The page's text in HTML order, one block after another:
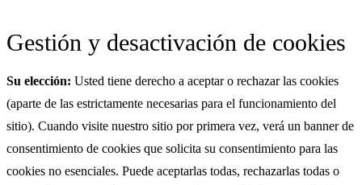
Gestión y desactivación de cookies
Su elección: Usted tiene derecho a aceptar o rechazar las cookies
(aparte de las estrictamente necesarias para el funcionamiento del
sitio). Cuando visite nuestro sitio por primera vez, verá un banner de
consentimiento de cookies que solicita su consentimiento para las
cookies no esenciales. Puede aceptarlas todas, rechazarlas todas o